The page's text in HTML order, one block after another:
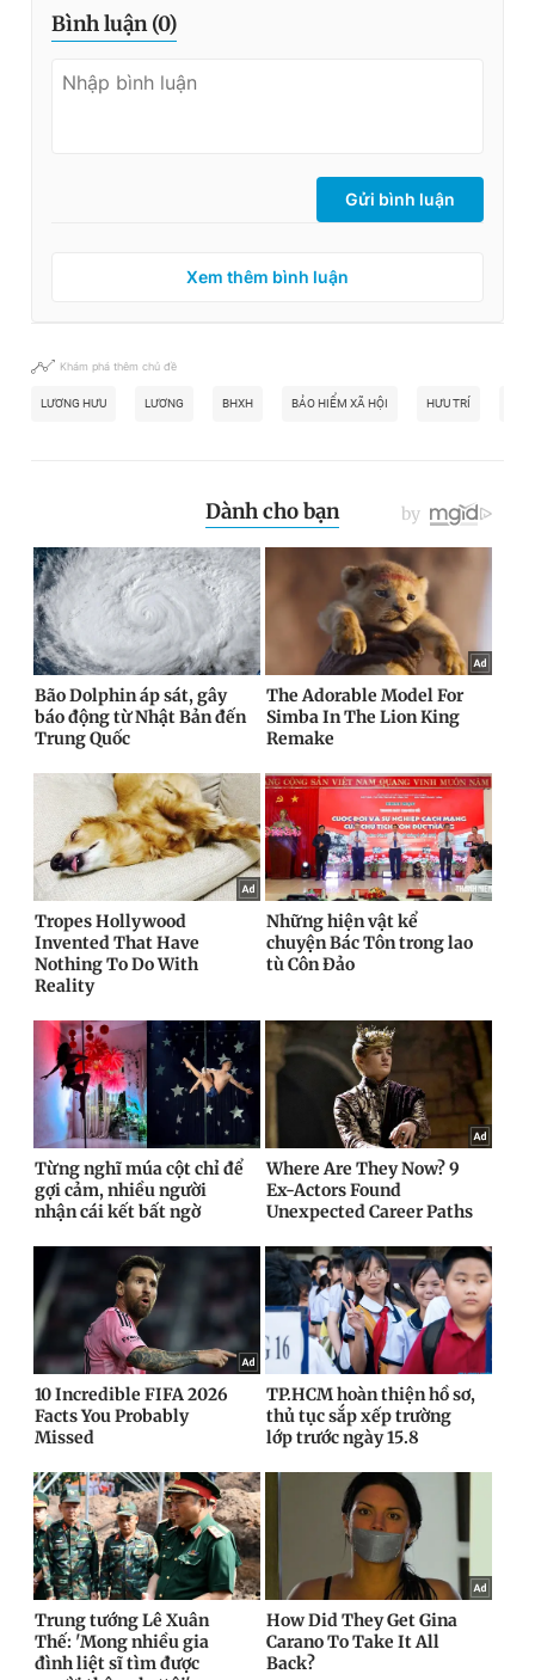
Bình luận (0)
Gửi bình luận
Xem thêm bình luận
Khám phá thêm chủ đề
LƯƠNG HƯU LƯƠNG BHXH BẢO HIỂM XÃ HỘI HƯU TRÍ